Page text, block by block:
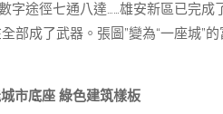
字途徑七通八達……雄安新區已完成
部成了武器。張圖”變為“一座城”
市底座 綠色建筑樣板